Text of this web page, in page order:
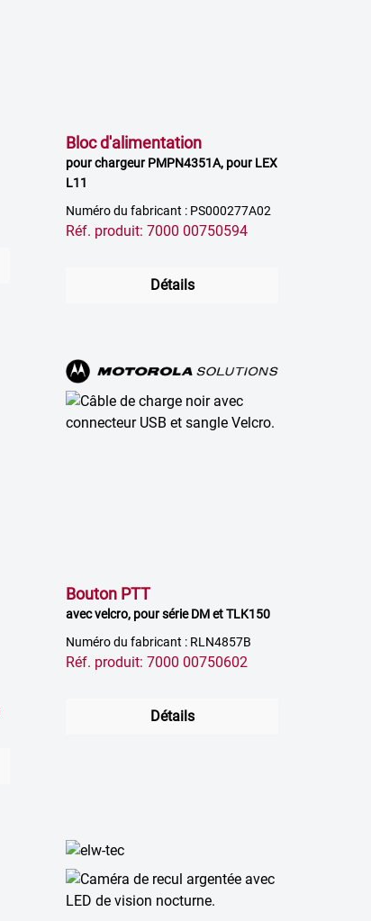
Bloc d'alimentation
pour chargeur PMPN4351A, pour LEX
L11
Numéro du fabricant : PS000277A02
Réf. produit: 7000 00750594
Détails
Bouton PTT
avec velcro, pour série DM et TLK150
Numéro du fabricant : RLN4857B
Réf. produit: 7000 00750602
Détails